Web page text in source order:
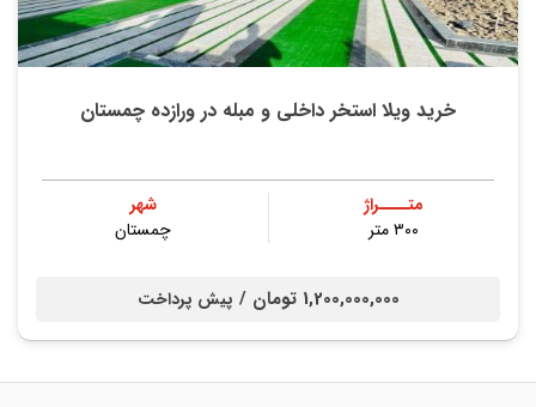
خرید ویلا استخر داخلی و مبله در ورازده چمستان
متــــراژ
۳۰۰ متر
شهر
چمستان
1,200,000,000 تومان / پیش پرداخت